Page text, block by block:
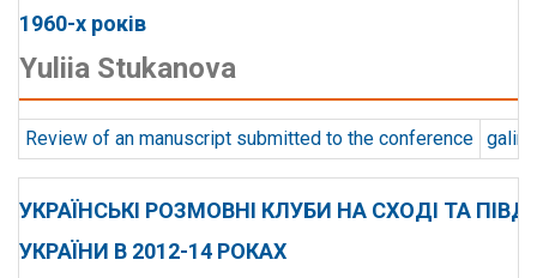
1960-х років
Yuliia Stukanova
Review of an manuscript submitted to the conference
УКРАЇНСЬКІ РОЗМОВНІ КЛУБИ НА СХОДІ ТА
УКРАЇНИ В 2012-14 РОКАХ